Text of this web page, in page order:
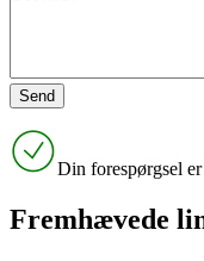
Din forespørgsel
Fremhævede